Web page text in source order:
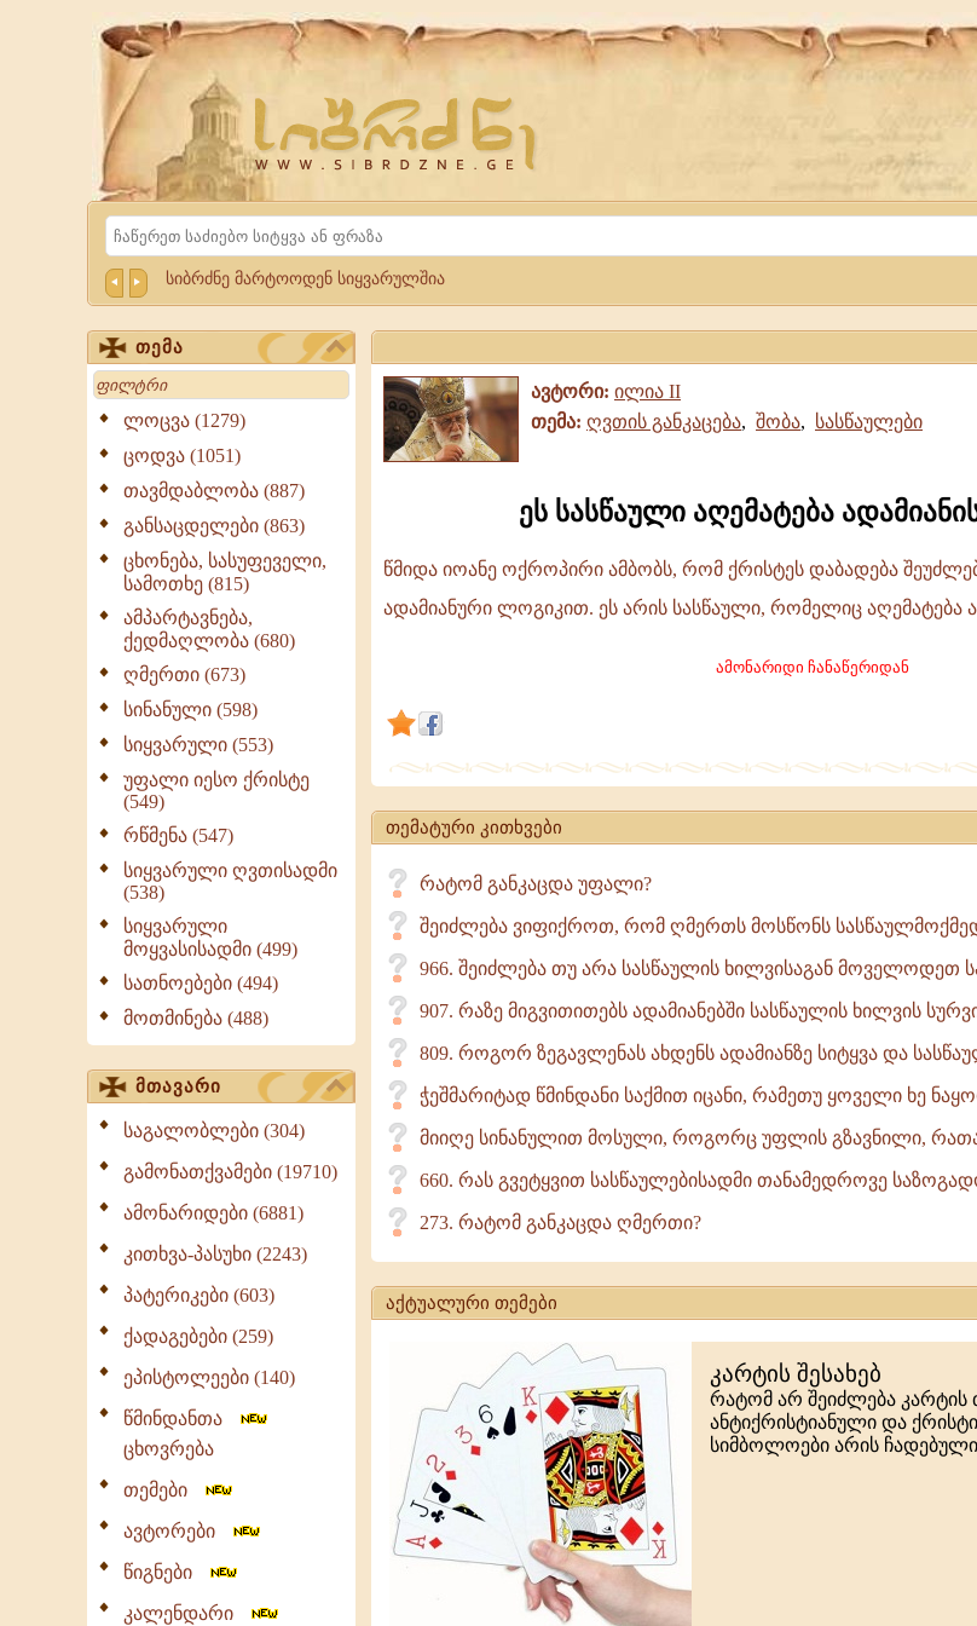
Website
Sibrdzne.ge
Search
სიბრძნე მარტოოდენ სიყვარულშია
თემა
Search
ლოცვა (1279)
ცოდვა (1051)
თავმდაბლობა (887)
განსაცდელები (863)
ცხონება, სასუფეველი,
სამოთხე (815)
ამპარტავნება,
ქედმაღლობა (680)
ღმერთი (673)
სინანული (598)
სიყვარული (553)
უფალი იესო ქრისტე
(549)
რწმენა (547)
სიყვარული ღვთისადმი
(538)
სიყვარული
მოყვასისადმი (499)
სათნოებები (494)
მოთმინება (488)
მთავარი
საგალობლები (304)
გამონათქვამები (19710)
ამონარიდები (6881)
კითხვა-პასუხი (2243)
პატერიკები (603)
ქადაგებები (259)
ეპისტოლეები (140)
წმინდანთა
ცხოვრება
თემები
ავტორები
წიგნები
კალენდარი
ავტორი: ილია II
თემა: ღვთის განკაცება, შობა, სასწაულები
ეს სასწაული აღემატება
ადამიანის
გონებას!
წმიდა იოანე ოქროპირი ამბობს, რომ ქრისტეს დაბადება
ადამიანური ლოგიკით. ეს არის სასწაული, რომელიც აღემატება
ამონარიდი ჩანაწერიდან
თემატური კითხვები
რატომ განკაცდა უფალი?
შეიძლება ვიფიქროთ, რომ ღმერთს მოსწონს
966. შეიძლება თუ არა სასწაულის ხილვისაგან მოველოდეთ
907. რაზე მიგვითითებს ადამიანებში სასწაულის ხილვის
809. როგორ ზეგავლენას ახდენს ადამიანზე სიტყვა და
ჭეშმარიტად წმინდანი საქმით იცანი, რამეთუ ყოველი ხე
მიიღე სინანულით მოსული, როგორც უფლის გზავნილი,
660. რას გვეტყვით სასწაულებისადმი თანამედროვე
273. რატომ განკაცდა ღმერთი?
აქტუალური თემები
კარტის შესახებ
რატომ არ შეიძლება კარტის
ანტიქრისტიანული და
სიმბოლოები არის